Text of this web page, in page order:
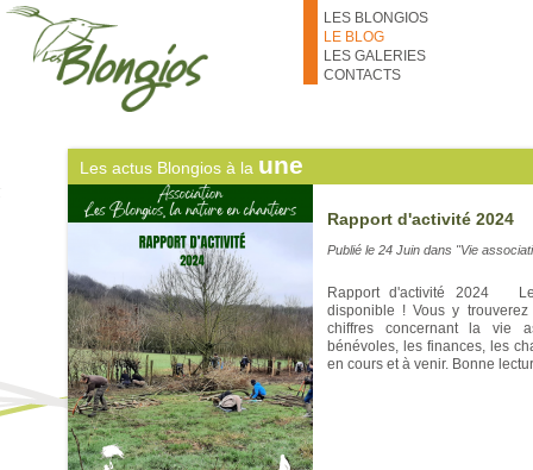
Aller au contenu principal
LES BLONGIOS
LE BLOG
LES GALERIES
CONTACTS
Les actus Blongios à la une
numéros des bénévoles qui
de fil pour s'inscrire ! À très
Rapport d'activité 2024
Publié le 24 Juin dans "Vie
Rapport d'activité 2024
disponible ! Vous y
chiffres concernant la vie
bénévoles, les finances, les
en cours et à venir. Bonne